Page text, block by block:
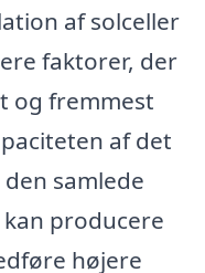
af solceller
faktorer, der
og fremmest
af det
samlede
producere
højere